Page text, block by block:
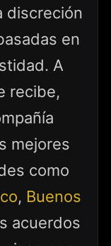
discreción
en
A
recibe,
mejores
como
, Buenos
acuerdos